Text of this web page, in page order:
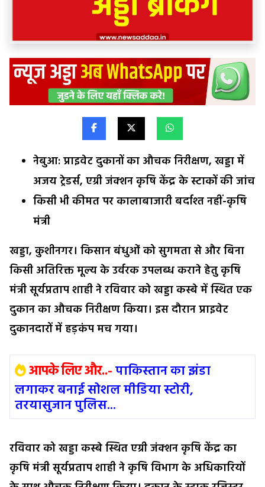
नेबुआ: प्राइवेट दुकानों का औचक निरीक्षण, खड्डा में
अजय ट्रेडर्स, एग्री जंक्शन कृषि केंद्र के स्टाकों की जांच
किसी भी कीमत पर कालाबाजारी बर्दाश्त नहीं-कृषि
मंत्री
खड्डा, कुशीनगर। किसान बंधुओं को सुगमता से और बिना
किसी अतिरिक्त मूल्य के उर्वरक उपलब्ध कराने हेतु कृषि
मंत्री सूर्यप्रताप शाही ने रविवार को खड्डा कस्बे में स्थित एक
दुकान का औचक निरीक्षण किया। इस दौरान प्राइवेट
दुकानदारों में हड़कंप मच गया।
आपके लिए और..-पाकिस्तान का झंडा
लगाकर बनाई सोशल मीडिया स्टोरी,
तरयासुजान पुलिस...
रविवार को खड्डा कस्बे स्थित एग्री जंक्शन कृषि केंद्र का
कृषि मंत्री सूर्यप्रताप शाही ने कृषि विभाग के अधिकारियों